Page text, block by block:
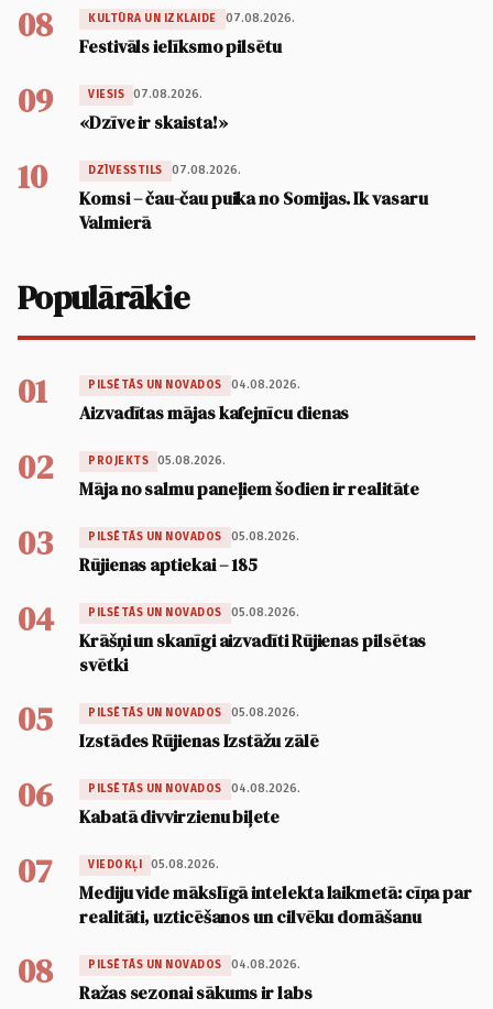
08 KULTŪRA UN IZKLAIDE 07.08.2026.
Festivāls ielīksmo pilsētu
09 VIESIS 07.08.2026.
«Dzīve ir skaista!»
10 DZĪVESSTILS 07.08.2026.
Komsi – čau-čau puika no Somijas. Ik vasaru
Valmierā
Populārākie
01 PILSĒTĀS UN NOVADOS 04.08.2026.
Aizvadītas mājas kafejnīcu dienas
02 PROJEKTS 05.08.2026.
Māja no salmu paneļiem šodien ir realitāte
03 PILSĒTĀS UN NOVADOS 05.08.2026.
Rūjienas aptiekai – 185
04 PILSĒTĀS UN NOVADOS 05.08.2026.
Krāšņi un skanīgi aizvadīti Rūjienas pilsētas
svētki
05 PILSĒTĀS UN NOVADOS 05.08.2026.
Izstādes Rūjienas Izstāžu zālē
06 PILSĒTĀS UN NOVADOS 04.08.2026.
Kabatā divvirzienu biļete
07 VIEDOKĻI 05.08.2026.
Mediju vide mākslīgā intelekta laikmetā: cīņa par
realitāti, uzticēšanos un cilvēku domāšanu
08 PILSĒTĀS UN NOVADOS 04.08.2026.
Ražas sezonai sākums ir labs